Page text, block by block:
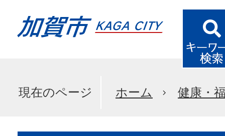
現在のページ ホーム 健康・